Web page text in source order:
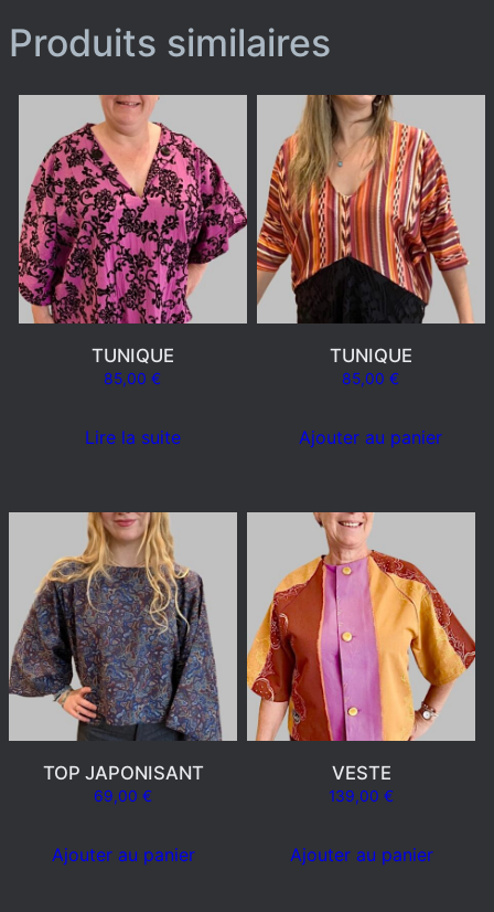
Produits similaires
TUNIQUE
85,00€
Lire la suite
TUNIQUE
85,00€
Ajouter au panier
TOP JAPONISANT
69,00€
Ajouter au panier
VESTE
139,00€
Ajouter au panier